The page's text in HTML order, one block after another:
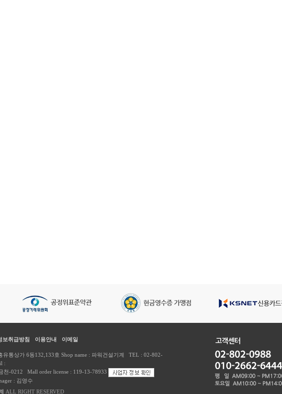
보취급방침 이용안내 이메일
유통상가 6동132,133호 Shop name : 파워건설기계 TEL : 02-802-
:
천-0212 Mall order license : 119-13-78933
: 김영수
ALL RIGHT RESERVED